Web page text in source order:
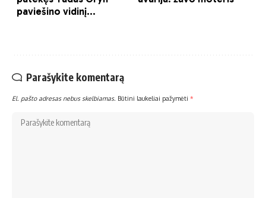
Parašykite komentarą
El. pašto adresas nebus skelbiamas. Būtini laukeliai pažymėti *